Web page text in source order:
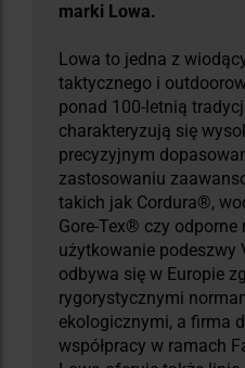
marki Lowa.
Lowa to jedna z
taktycznego i
ponad 100-letnią
charakteryzują się
precyzyjnym
zastosowaniu
takich jak Cordura®,
Gore-Tex® czy odporne
użytkowanie podeszwy
odbywa się w Europie
rygorystycznymi
ekologicznymi, a firma
współpracy w ramach